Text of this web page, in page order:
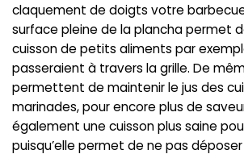
claquement de doigts votre
surface pleine de la plancha permet
cuisson de petits aliments par
passeraient à travers la grille. De
permettent de maintenir le jus des
marinades, pour encore plus de
également une cuisson plus saine
puisqu’elle permet de ne pas